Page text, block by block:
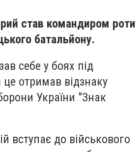
став командиром роти
батальйону.
себе у боях під
це отримав відзнаку
України "Знак
вступає до військового